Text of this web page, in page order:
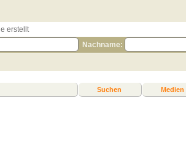
erstellt
Nachname:
Suchen Medien